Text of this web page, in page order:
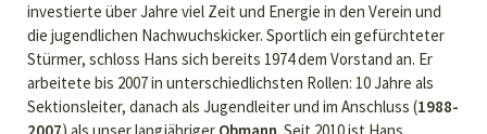
investierte über Jahre viel Zeit und Energie in den Verein und
die jugendlichen Nachwuchskicker. Sportlich ein gefürchteter
Stürmer, schloss Hans sich bereits 1974 dem Vorstand an. Er
arbeitete bis 2007 in unterschiedlichsten Rollen: 10 Jahre als
Sektionsleiter, danach als Jugendleiter und im Anschluss (1988-